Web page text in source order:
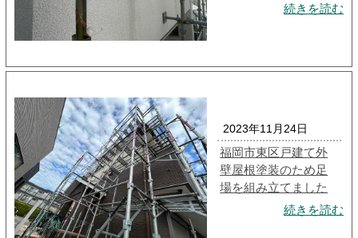
続きを読む
2023年11月24日
福岡市東区戸建て外
壁屋根塗装のため足
場を組み立てました
続きを読む